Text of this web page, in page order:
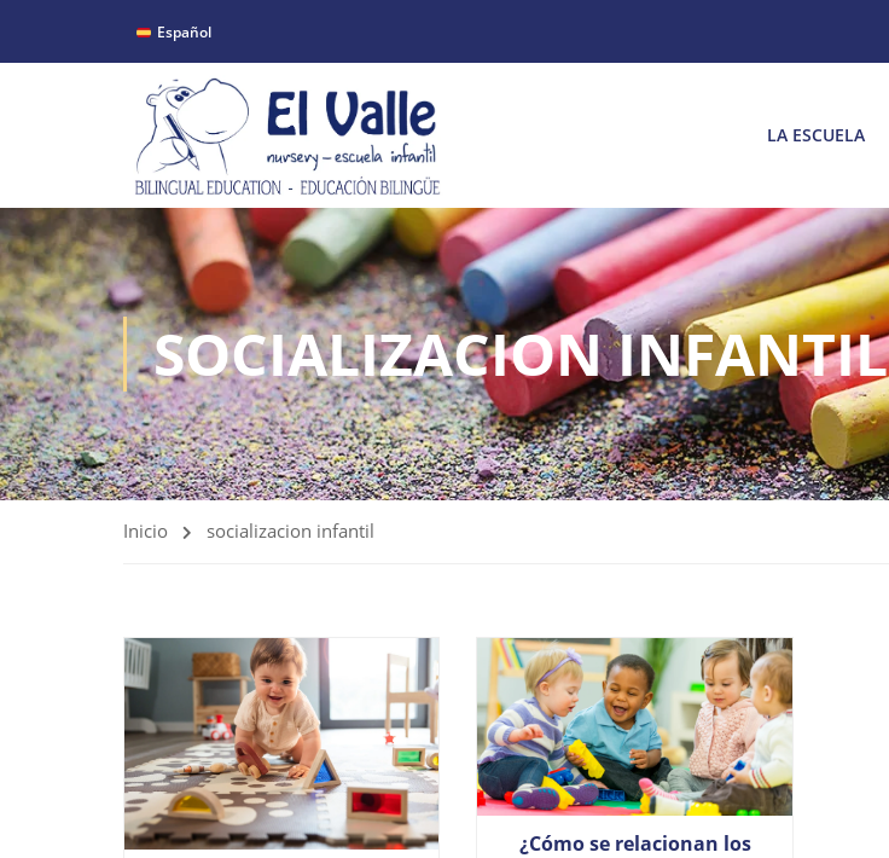
Español
LA ESCUELA
SOCIALIZACION INFANTIL
Inicio socializacion infantil
¿Cómo se relacionan los